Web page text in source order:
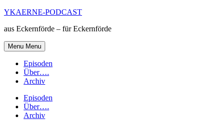
Skip
content
YKAERNE-PODCAST
aus Eckernförde – für Eckernförde
Menu Menu
Episoden
Über….
Archiv
Episoden
Über….
Archiv